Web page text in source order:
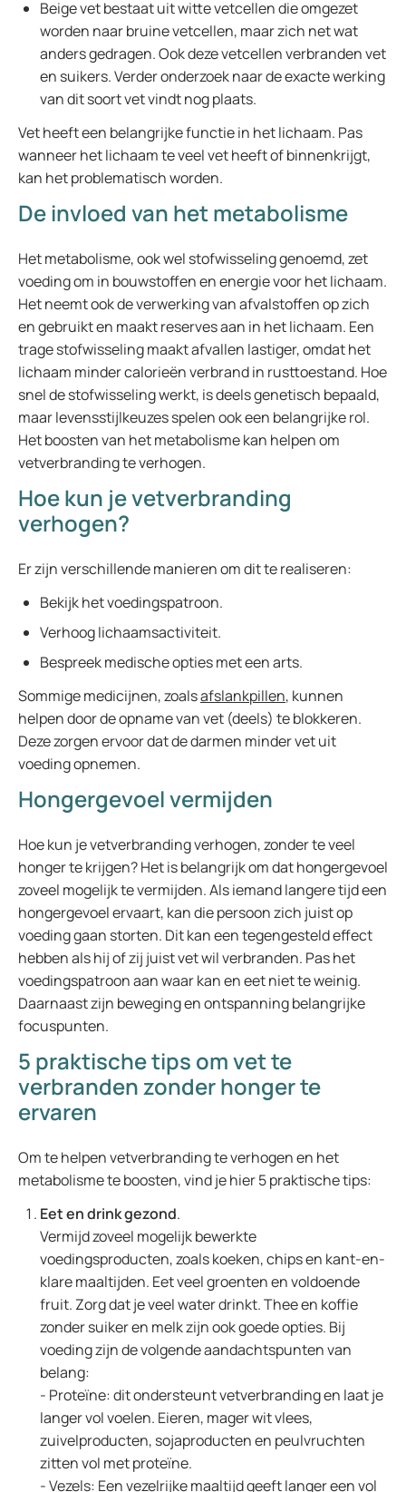
Beige vet bestaat uit witte vetcellen die omgezet
worden naar bruine vetcellen, maar zich net wat
anders gedragen. Ook deze vetcellen verbranden vet
en suikers. Verder onderzoek naar de exacte werking
van dit soort vet vindt nog plaats.
Vet heeft een belangrijke functie in het lichaam. Pas
wanneer het lichaam te veel vet heeft of binnenkrijgt,
kan het problematisch worden.
De invloed van het metabolisme
Het metabolisme, ook wel stofwisseling genoemd, zet
voeding om in bouwstoffen en energie voor het lichaam.
Het neemt ook de verwerking van afvalstoffen op zich
en gebruikt en maakt reserves aan in het lichaam. Een
trage stofwisseling maakt afvallen lastiger, omdat het
lichaam minder calorieën verbrand in rusttoestand. Hoe
snel de stofwisseling werkt, is deels genetisch bepaald,
maar levensstijlkeuzes spelen ook een belangrijke rol.
Het boosten van het metabolisme kan helpen om
vetverbranding te verhogen.
Hoe kun je vetverbranding
verhogen?
Er zijn verschillende manieren om dit te realiseren:
Bekijk het voedingspatroon.
Verhoog lichaamsactiviteit.
Bespreek medische opties met een arts.
Sommige medicijnen, zoalsafslankpillen, kunnen
helpen door de opname van vet (deels) te blokkeren.
Deze zorgen ervoor dat de darmen minder vet uit
voeding opnemen.
Hongergevoel vermijden
Hoe kun je vetverbranding verhogen, zonder te veel
honger te krijgen? Het is belangrijk om dat hongergevoel
zoveel mogelijk te vermijden. Als iemand langere tijd een
hongergevoel ervaart, kan die persoon zich juist op
voeding gaan storten. Dit kan een tegengesteld effect
hebben als hij of zij juist vet wil verbranden. Pas het
voedingspatroon aan waar kan en eet niet te weinig.
Daarnaast zijn beweging en ontspanning belangrijke
focuspunten.
5 praktische tips om vet te
verbranden zonder honger te
ervaren
Om te helpen vetverbranding te verhogen en het
metabolisme te boosten, vind je hier 5 praktische tips:
Eet en drink gezond.
Vermijd zoveel mogelijk bewerkte
voedingsproducten, zoals koeken, chips en kant-en-
klare maaltijden. Eet veel groenten en voldoende
fruit. Zorg dat je veel water drinkt. Thee en koffie
zonder suiker en melk zijn ook goede opties. Bij
voeding zijn de volgende aandachtspunten van
belang:
- Proteïne: dit ondersteunt vetverbranding en laat je
langer vol voelen. Eieren, mager wit vlees,
zuivelproducten, sojaproducten en peulvruchten
zitten vol met proteïne.
- Vezels: Een vezelrijke maaltijd geeft langer een vol